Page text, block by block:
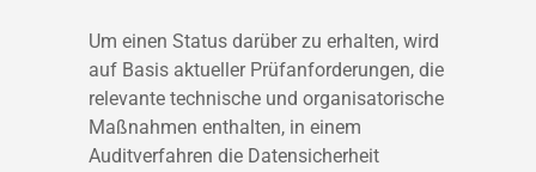
Um einen Status darüber zu erhalten, wird
auf Basis aktueller Prüfanforderungen, die
relevante technische und organisatorische
Maßnahmen enthalten, in einem
Auditverfahren die Datensicherheit